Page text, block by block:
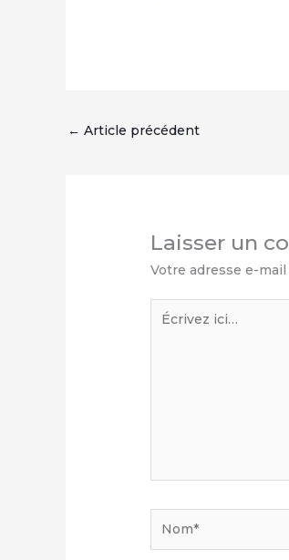
← Article précédent
Laisser un
Votre adresse e-
Écrivez
ici…